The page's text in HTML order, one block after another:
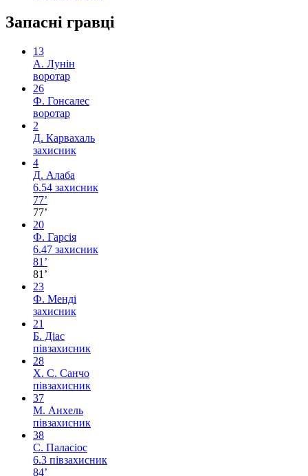
Запасні гравці
13
А. Лунін
воротар
26
Ф. Гонсалес
воротар
2
Д. Карвахаль
захисник
4
Д. Алаба
6.54 захисник
77’
77’
20
Ф. Гарсія
6.47 захисник
81’
81’
23
Ф. Менді
захисник
21
Б. Діас
півзахисник
28
Х. С. Санчо
півзахисник
37
М. Анхель
півзахисник
38
С. Паласіос
6.3 півзахисник
84’